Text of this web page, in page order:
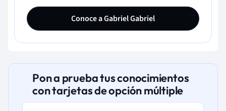
Conoce a Gabriel Gabriel
Pon a prueba tus conocimientos
con tarjetas de opción múltiple